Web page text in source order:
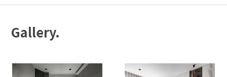
Gallery.